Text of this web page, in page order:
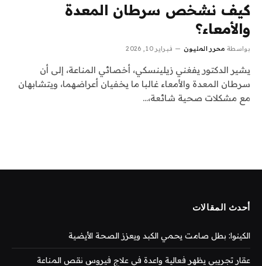
كيف نشخص سرطان المعدة
والأمعاء؟
بواسطة محرر المليون فبراير 10, 2026
يشير الدكتور يفغني زيلينسكي، أخصائي المناعة، إلى أن
سرطان المعدة والأمعاء غالبا ما يخفيان أعراضهما، ويتشابهان
مع مشكلات صحية شائعة،…
أحدث المقالات
الكينوا: بطل صامت يحمي الكبد ويعزز الصحة الأيضية
عقار تجريبي يظهر فعالية واعدة في علاج فيروس نقص المناعة